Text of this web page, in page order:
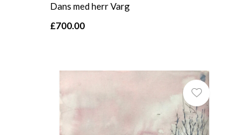
Dans med herr Varg
£700.00